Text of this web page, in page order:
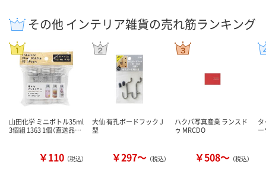
その他 インテリア雑貨の売れ筋ランキング
山田化学 ミニボトル35ml
3個組 1363 1個（直送品…
￥110 （税込）
大仙 有孔ボードフック J
型
￥297～ （税込）
ハクバ写真産業 ランスド
ゥ MRCDO
￥508～ （税込）